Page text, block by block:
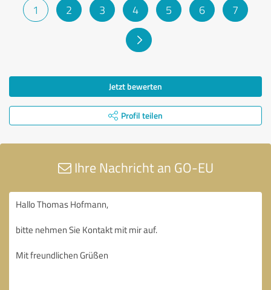
1 2 3 4 5 6 7
Jetzt bewerten
Profil teilen
Ihre Nachricht an GO-EU